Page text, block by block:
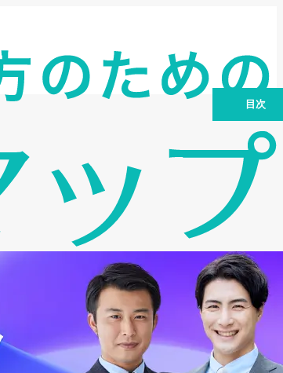
目次
三井住友銀行のビジネスローンの特徴
個人事業主が利用するメリット
三井住友銀行ビジネスローンの申込条件
ビジネスローンの金利と返済条件
三井住友銀行ビジネスローンの審査プロ
セス
他の資金調達方法との比較
利用時の注意点
まとめと次のアクション